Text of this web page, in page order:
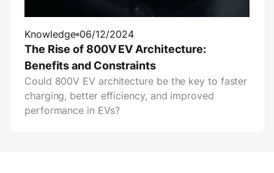
Knowledge 06/12/2024
The Rise of 800V EV Architecture:
Benefits and Constraints
Could 800V EV architecture be the key to faster
charging, better efficiency, and improved
performance in EVs?